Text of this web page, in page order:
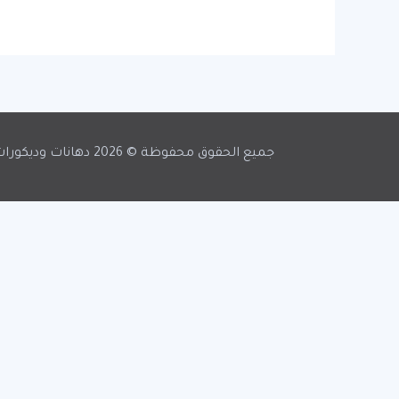
جميع الحقوق محفوظة © 2026 دهانات وديكورات مكه -